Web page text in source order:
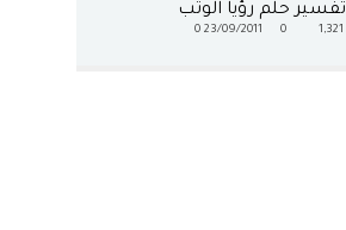
تفسير حلم رؤيا الوثب
1,321
0
23/09/2011
0